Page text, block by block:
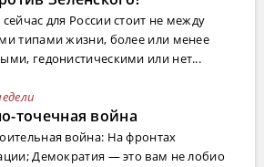
для России стоит не между
типами жизни, более или менее
гедонистическими или нет...
точечная война
война: На фронтах
Демократия — это вам не лобио